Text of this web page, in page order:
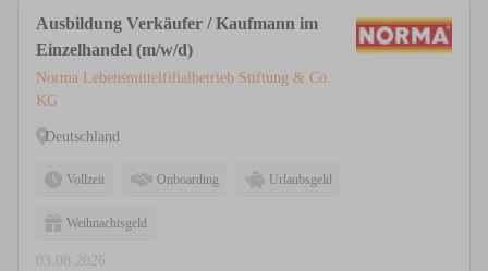
Ausbildung Verkäufer / Kaufmann im
Einzelhandel (m/w/d)
Norma Lebensmittelfilialbetrieb Stiftung & Co.
KG
Deutschland
Vollzeit Onboarding Urlaubsgeld
Weihnachtsgeld
03.08.2026